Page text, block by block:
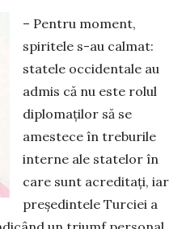
– Pentru moment,
spiritele s-au calmat:
statele occidentale au
admis că nu este rolul
diplomaților să se
amestece în treburile
interne ale statelor în
care sunt acreditați, iar
președintele Turciei a